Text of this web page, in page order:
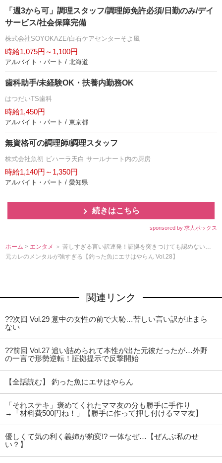
「週3から可」調理スタッフ/調理師免許必須/日勤のみ/デイ
サービス/社会保障完備
株式会社SOYOKAZE/白石ケアセンターそよ風
時給1,075円～1,100円
アルバイト・パート / 北海道
歯科助手/未経験OK・扶養内勤務OK
はつだいTS歯科
時給1,450円
アルバイト・パート / 東京都
無資格可の調理師/調理スタッフ
株式会社魚初 ビハーラ天白 サールナート内の厨房
時給1,140円～1,350円
アルバイト・パート / 愛知県
続きはこちら
sponsored by 求人ボックス
ホーム > エンタメ ＞ 苦しすぎる言い訳連発！証拠を突きつけても認めない…
元カレのメンタルが強すぎる【釣った魚にエサはやらん Vol.28】
関連リンク
??次回 Vol.29 意中の女性の前で大恥…苦しい言い訳が止まら
ない
??前回 Vol.27 追い詰められて本性が出た元彼だったが…外野
の一言で形勢逆転！証拠提示で反撃開始
【全話読む】 釣った魚にエサはやらん
「それステキ」褒めてくれたママ友の分も勝手に手作り
→「材料費500円ね！」【勝手に作って押し付けるママ友】
優しくて気の利く義姉が豹変!? 一体なぜ…【ぜんぶ私のせ
い？】